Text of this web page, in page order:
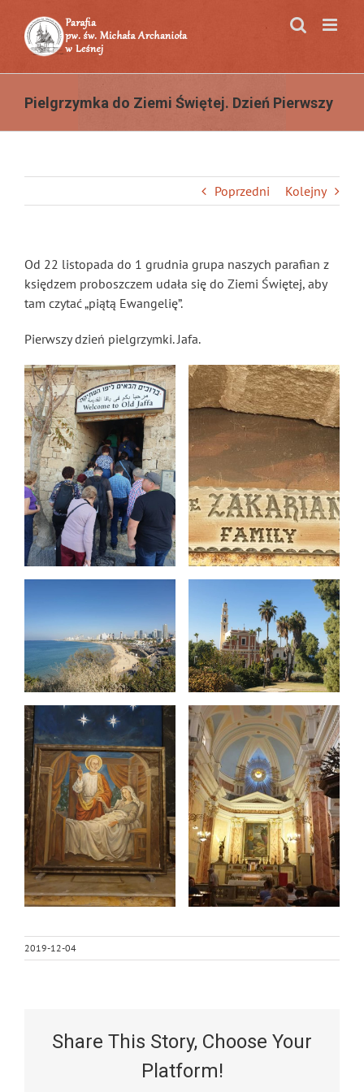
zawartości
Pielgrzymka do Ziemi Świętej. Dzień Pierwszy
Poprzedni Kolejny
Od 22 listopada do 1 grudnia grupa naszych parafian z
księdzem proboszczem udała się do Ziemi Świętej, aby
tam czytać „piątą Ewangelię”.
Pierwszy dzień pielgrzymki. Jafa.
2019-12-04
Share This Story, Choose Your
Platform!